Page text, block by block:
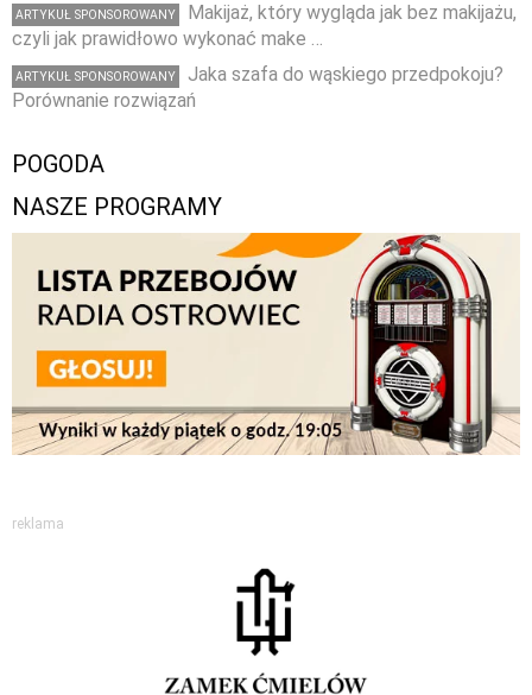
ARTYKUŁ SPONSOROWANY
Makijaż, który wygląda jak bez makijażu,
czyli jak prawidłowo wykonać make …
ARTYKUŁ SPONSOROWANY
Jaka szafa do wąskiego przedpokoju?
Porównanie rozwiązań
POGODA
NASZE PROGRAMY
reklama